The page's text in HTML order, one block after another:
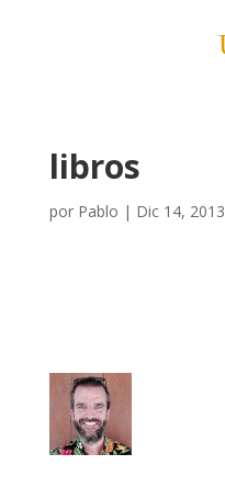
libros
por Pablo | Dic 14, 2013